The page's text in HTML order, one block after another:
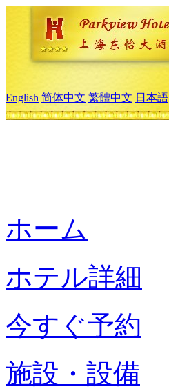
English 简体中文 繁體中文 日本語
ホーム
ホテル詳細
今すぐ予約
施設・設備